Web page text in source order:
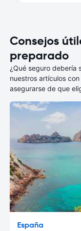
Consejos
preparado
¿Qué seguro debería
nuestros artículos
asegurarse de que
España